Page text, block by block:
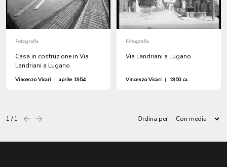
Fotografia
Casa in costruzione in Via
Landriani a Lugano
Vincenzo Vicari | aprile 1954
Fotografia
Via Landriani a Lugano
Vincenzo Vicari | 1950 ca.
1 / 1 Precedentesuccessiva Ordina per